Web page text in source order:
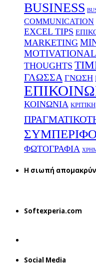
BUSINESS
COMMUNICATION
EXCEL TIPS
MARKETING
MOTIVATIONAL
THOUGHTS
ΓΛΩΣΣΑ ΓΝΩΣΗ
ΚΟΙΝΩΝΙΑ ΚΡΙΤΙΚΗ
ΦΩΤΟΓΡΑΦΙΑ
H σιωπή
Softexperia.com
Social Media